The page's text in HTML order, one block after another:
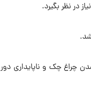
در نظر بگیرد.
چراغ چک و ناپایداری دور